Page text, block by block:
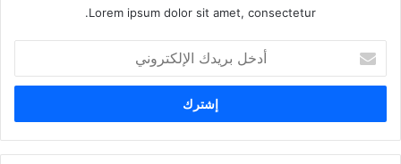
Lorem ipsum dolor sit amet, consectetur.
بريدك
الإلكتروني